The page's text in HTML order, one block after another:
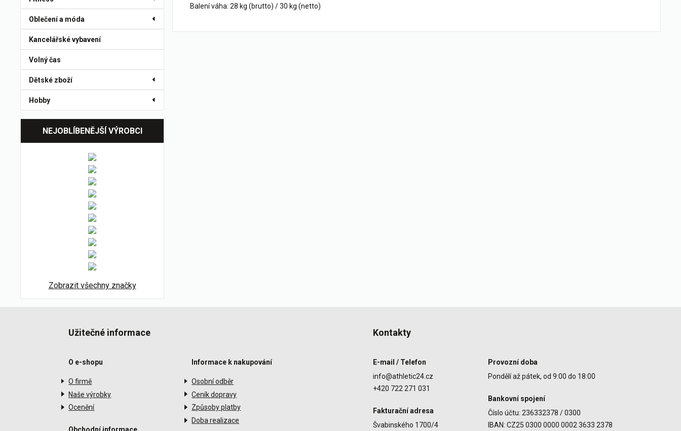
Oblečení a móda
Kancelářské vybavení
Volný čas
Dětské zboží
Hobby
NEJOBLÍBENĚJŠÍ VÝROBCI
Zobrazit všechny značky
Balení váha: 28 kg (brutto) / 30 kg (netto)
Užitečné informace
O e-shopu
O firmě
Naše výrobky
Ocenění
Informace k nakupování
Osobní odběr
Ceník dopravy
Způsoby platby
Doba realizace
Kontakty
E-mail / Telefon
info@athletic24.cz
+420 722 271 031
Fakturační adresa
Švabinského 1700/4
Provozní doba
Pondělí až pátek, od 9:00 do 18:00
Bankovní spojení
Číslo účtu: 236332378 / 0300
IBAN: CZ25 0300 0000 0002 3633 2378